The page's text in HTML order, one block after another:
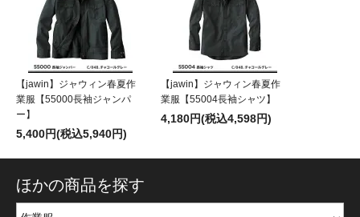
【jawin】ジャウィン春夏作
業服【55000長袖ジャンパ
ー】
5,400円(税込5,940円)
【jawin】ジャウィン春夏作
業服【55004長袖シャツ】
4,180円(税込4,598円)
ほかの商品を探す